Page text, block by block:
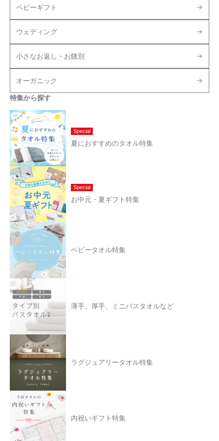
ベビーギフト
ウェディング
小さなお返し・お餞別
オーガニック
特集から探す
Special
夏におすすめのタオル特集
Special
お中元・夏ギフト特集
ベビータオル特集
薄手、厚手、ミニバスタオルなど
ラグジュアリータオル特集
内祝いギフト特集